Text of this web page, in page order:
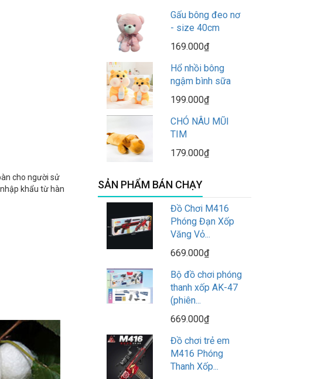
cho người sử
khẩu từ hàn
Gấu bông đeo nơ
- size 40cm
169.000₫
Hổ nhồi bông
ngậm bình sữa
199.000₫
CHÓ NÂU MŨI
TIM
179.000₫
SẢN PHẨM BÁN CHẠY
Đồ Chơi M416
Phóng Đạn Xốp
Văng Vỏ...
669.000₫
Bộ đồ chơi phóng
thanh xốp AK-47
(phiên...
669.000₫
Đồ chơi trẻ em
M416 Phóng
Thanh Xốp...